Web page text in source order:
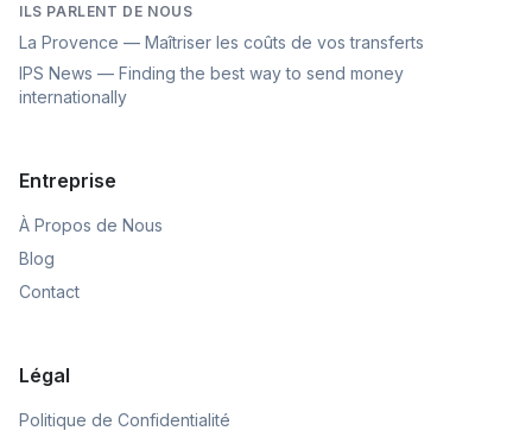
ILS PARLENT DE NOUS
La Provence — Maîtriser les coûts de vos transferts
IPS News — Finding the best way to send money
internationally
Entreprise
À Propos de Nous
Blog
Contact
Légal
Politique de Confidentialité